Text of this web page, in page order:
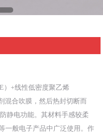
）+线性低密度聚乙烯
混合吹膜，然后热封切断而
静电功能。其材料手感较柔
一般电子产品中广泛使用。作